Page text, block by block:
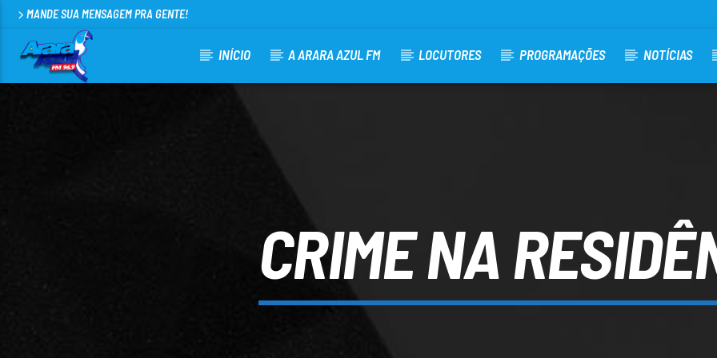
MANDE SUA MENSAGEM PRA GENTE!
INÍCIO A ARARA AZUL FM LOCUTORES PROGRAMAÇÕES NOTÍCIAS
CRIME NA